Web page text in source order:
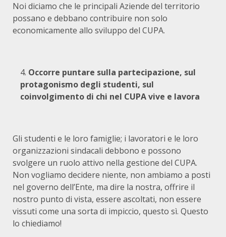
Noi diciamo che le principali Aziende del territorio
possano e debbano contribuire non solo
economicamente allo sviluppo del CUPA.
Occorre puntare sulla partecipazione, sul
protagonismo degli studenti, sul
coinvolgimento di chi nel CUPA vive e lavora
Gli studenti e le loro famiglie; i lavoratori e le loro
organizzazioni sindacali debbono e possono
svolgere un ruolo attivo nella gestione del CUPA.
Non vogliamo decidere niente, non ambiamo a posti
nel governo dell’Ente, ma dire la nostra, offrire il
nostro punto di vista, essere ascoltati, non essere
vissuti come una sorta di impiccio, questo sì. Questo
lo chiediamo!